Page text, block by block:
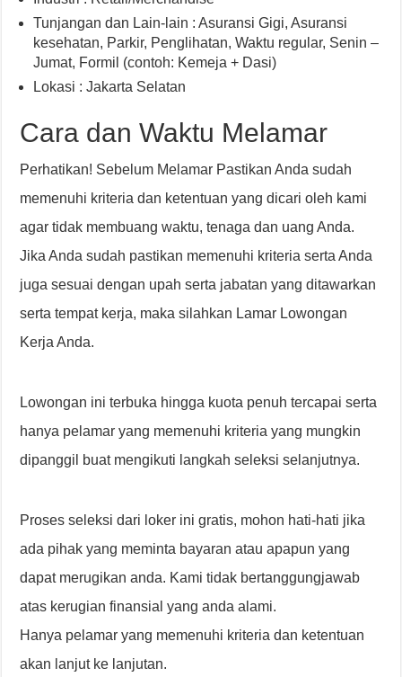
Tunjangan dan Lain-lain : Asuransi Gigi,Asuransi
kesehatan, Parkir, Penglihatan,Waktu regular, Senin –
Jumat, Formil (contoh: Kemeja + Dasi)
Lokasi : Jakarta Selatan
Cara dan Waktu Melamar
Perhatikan! Sebelum Melamar Pastikan Anda sudah
memenuhi kriteria dan ketentuan yang dicari oleh kami
agar tidak membuang waktu, tenaga dan uang Anda.
Jika Anda sudah pastikan memenuhi kriteria serta Anda
juga sesuai dengan upah serta jabatan yang ditawarkan
serta tempat kerja, maka silahkan Lamar Lowongan
Kerja Anda.
Lowongan ini terbuka hingga kuota penuh tercapai serta
hanya pelamar yang memenuhi kriteria yang mungkin
dipanggil buat mengikuti langkah seleksi selanjutnya.
Proses seleksi dari loker ini gratis, mohon hati-hati jika
ada pihak yang meminta bayaran atau apapun yang
dapat merugikan anda. Kami tidak bertanggungjawab
atas kerugian finansial yang anda alami.
Hanya pelamar yang memenuhi kriteria dan ketentuan
akan lanjut ke lanjutan.